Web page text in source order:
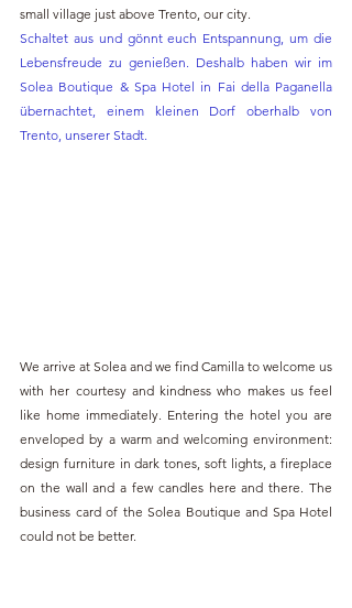
small village just above Trento, our city.
Schaltet aus und gönnt euch Entspannung, um die
Lebensfreude zu genießen. Deshalb haben wir im
Solea Boutique & Spa Hotel in Fai della Paganella
übernachtet, einem kleinen Dorf oberhalb von
Trento, unserer Stadt.
We arrive at Solea and we find Camilla to welcome us
with her courtesy and kindness who makes us feel
like home immediately. Entering the hotel you are
enveloped by a warm and welcoming environment:
design furniture in dark tones, soft lights, a fireplace
on the wall and a few candles here and there. The
business card of the Solea Boutique and Spa Hotel
could not be better.